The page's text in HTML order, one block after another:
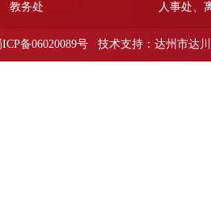
教务处 人事处、
备06020089号 技术支持：达州市达